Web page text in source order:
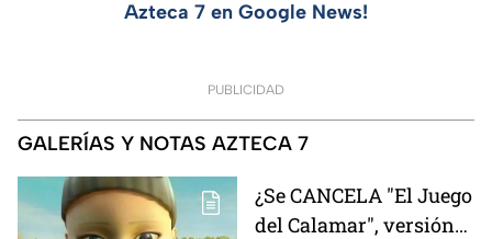
Azteca 7 en Google News!
PUBLICIDAD
GALERÍAS Y NOTAS AZTECA 7
¿Se CANCELA "El Juego
del Calamar", versión